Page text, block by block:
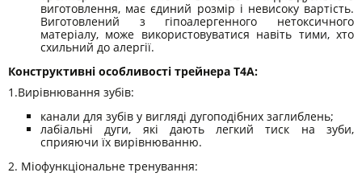
виготовлення, має єдиний розмір і невисоку вартість.
Виготовлений з гіпоалергенного нетоксичного
матеріалу, може використовуватися навіть тими, хто
схильний до алергії.
Конструктивні особливості трейнера Т4А:
1.Вирівнювання зубів:
канали для зубів у вигляді дугоподібних заглиблень;
лабіальні дуги, які дають легкий тиск на зуби,
сприяючи їх вирівнюванню.
2. Міофункціональне тренування: